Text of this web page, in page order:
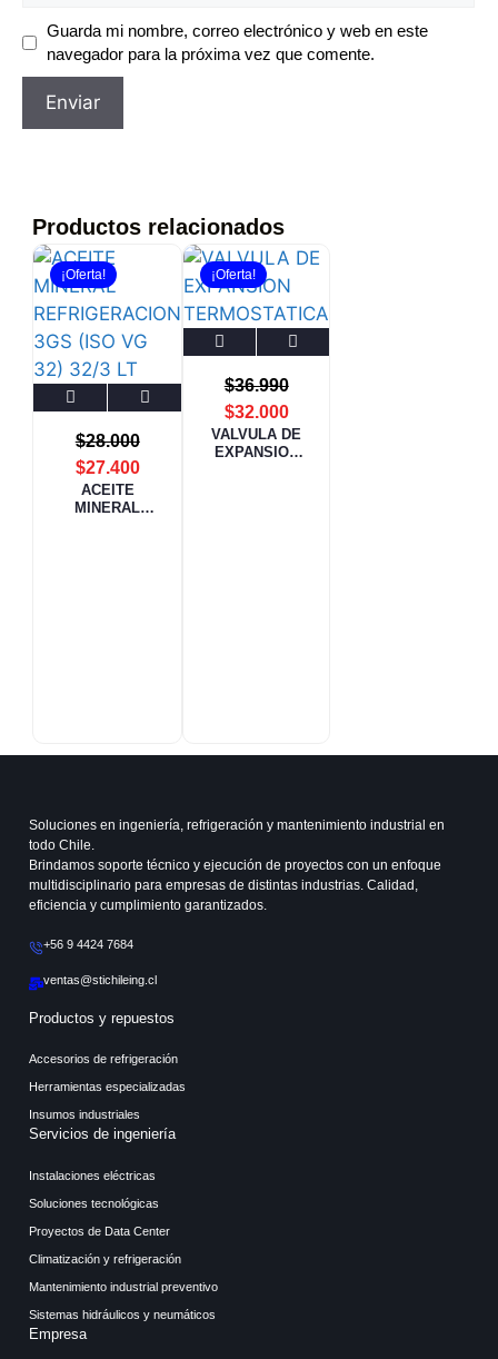
Guarda mi nombre, correo electrónico y web en este
navegador para la próxima vez que comente.
Productos relacionados
¡Oferta!
ACEITE
MINERAL
$28.000
$27.400
¡Oferta!
VALVULA DE
EXPANSION
$36.990
$32.000
Soluciones en ingeniería, refrigeración y mantenimiento industrial en
todo Chile.
Brindamos soporte técnico y ejecución de proyectos con un enfoque
multidisciplinario para empresas de distintas industrias. Calidad,
eficiencia y cumplimiento garantizados.
+56 9 4424 7684
ventas@stichileing.cl
Productos y repuestos
Accesorios de refrigeración
Herramientas especializadas
Insumos industriales
Servicios de ingeniería
Instalaciones eléctricas
Soluciones tecnológicas
Proyectos de Data Center
Climatización y refrigeración
Mantenimiento industrial preventivo
Sistemas hidráulicos y neumáticos
Empresa